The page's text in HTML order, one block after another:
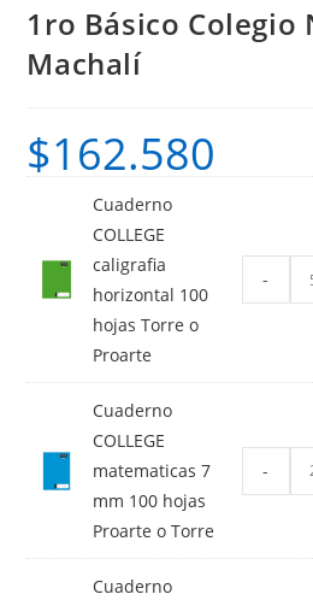
1ro Básico Colegio
Machalí
$162.580
Cuaderno
COLLEGE
caligrafia
horizontal 100
hojas Torre o
Proarte
-
Cuaderno
COLLEGE
matematicas 7
mm 100 hojas
Proarte o Torre
-
Cuaderno